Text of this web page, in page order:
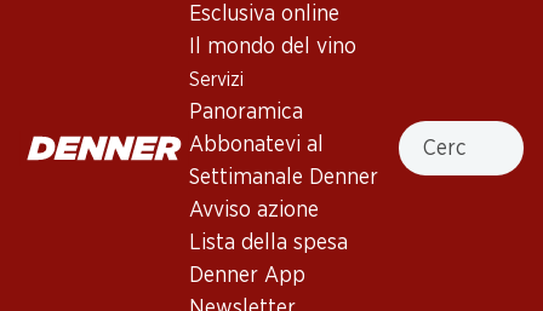
Esclusiva online
Il mondo del vino
Servizi
Panoramica
Abbonatevi al
Settimanale Denner
Avviso azione
Lista della spesa
Denner App
Cercare
d’Avola/Nerello Mascalese
Sicilia DOC
Inycon Nero d’Avola Riserva
Sicilia DOC
2022